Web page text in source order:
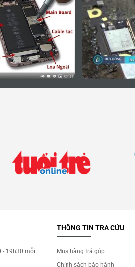
- 19h30 mỗi
THÔNG TIN TRA CỨU
Mua hàng trả góp
Chính sách bảo hành